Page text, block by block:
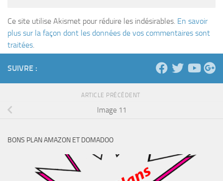
Ce site utilise Akismet pour réduire les indésirables. En savoir
plus sur la façon dont les données de vos commentaires sont
traitées.
SUIVRE :
ARTICLE PRÉCÉDENT
Image 11
BONS PLAN AMAZON ET DOMADOO